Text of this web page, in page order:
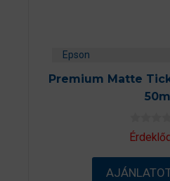
Epson
Premium Matte
50m
0
a
-